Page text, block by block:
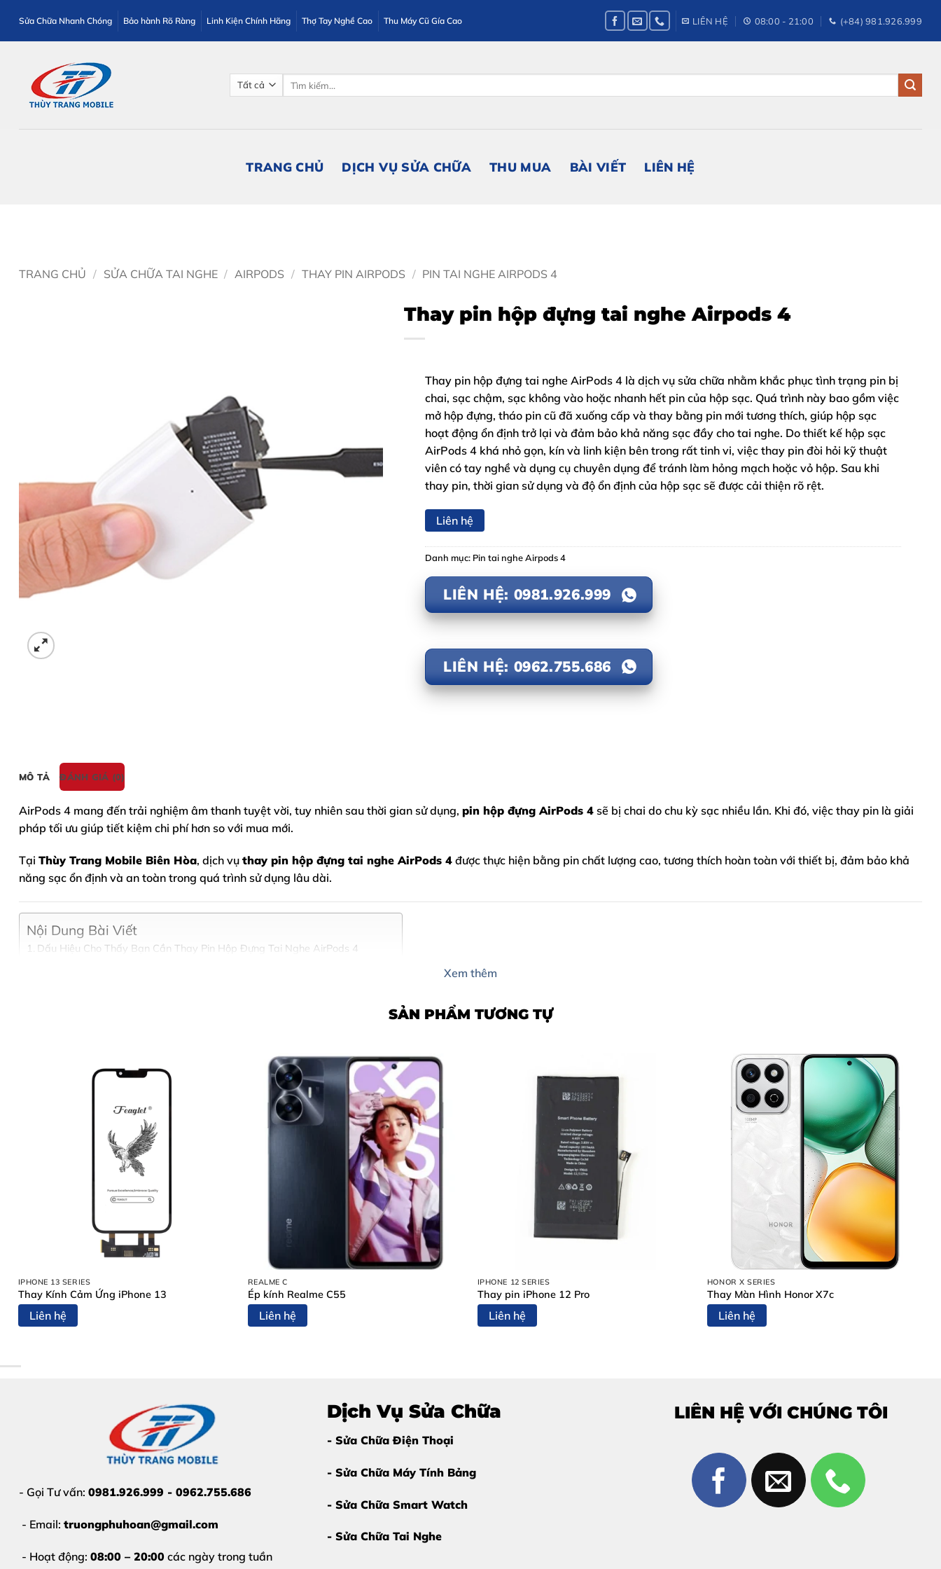
qua
nội
Sửa Chữa Nhanh Chóng Bảo hành Rõ Ràng Linh Kiện Chính Hãng Thợ Tay Nghề Cao Thu Máy Cũ Gía Cao LIÊN HỆ 08:00 - 21:00 (+84) 981.926.999
TRANG CHỦ DỊCH VỤ SỬA CHỮA THU MUA BÀI VIẾT LIÊN HỆ
TRANG CHỦ / SỬA CHỮA TAI NGHE / AIRPODS / THAY PIN AIRPODS / PIN TAI NGHE AIRPODS 4
Thay pin hộp đựng tai nghe Airpods 4
Thay pin hộp đựng tai nghe AirPods 4 là dịch vụ sửa chữa nhằm khắc phục tình trạng pin bị
chai, sạc chậm, sạc không vào hoặc nhanh hết pin của hộp sạc. Quá trình này bao gồm việc
mở hộp đựng, tháo pin cũ đã xuống cấp và thay bằng pin mới tương thích, giúp hộp sạc
hoạt động ổn định trở lại và đảm bảo khả năng sạc đầy cho tai nghe. Do thiết kế hộp sạc
AirPods 4 khá nhỏ gọn, kín và linh kiện bên trong rất tinh vi, việc thay pin đòi hỏi kỹ thuật
viên có tay nghề và dụng cụ chuyên dụng để tránh làm hỏng mạch hoặc vỏ hộp. Sau khi
thay pin, thời gian sử dụng và độ ổn định của hộp sạc sẽ được cải thiện rõ rệt.
Liên hệ
Danh mục: Pin tai nghe Airpods 4
LIÊN HỆ: 0981.926.999
LIÊN HỆ: 0962.755.686
MÔ TẢ ĐÁNH GIÁ (0)
AirPods 4 mang đến trải nghiệm âm thanh tuyệt vời, tuy nhiên sau thời gian sử dụng, pin hộp đựng AirPods 4 sẽ bị chai do chu kỳ sạc nhiều lần. Khi đó, việc thay pin là giải
pháp tối ưu giúp tiết kiệm chi phí hơn so với mua mới.
Tại Thùy Trang Mobile Biên Hòa, dịch vụ thay pin hộp đựng tai nghe AirPods 4 được thực hiện bằng pin chất lượng cao, tương thích hoàn toàn với thiết bị, đảm bảo khả
năng sạc ổn định và an toàn trong quá trình sử dụng lâu dài.
Nội Dung Bài Viết
Dấu Hiệu Cho Thấy Bạn Cần Thay Pin Hộp Đựng Tai Nghe AirPods 4
Bước 5: Bàn Giao Thiết Bị Và Thanh Toán
Cam Kết Khi Thay Pin Hộp Đựng Tai Nghe AirPods 4 Tại Thùy Trang Mobile
Một Số Dịch Vụ Sửa Chữa Khác Tại Thùy Trang Mobile
Liên Hệ Thay Pin Hộp Đựng Tai Nghe AirPods 4 Ngay Hôm Nay
Dấu Hiệu Cho Thấy Bạn Cần Thay Pin Hộp Đựng Tai Nghe AirPods 4
Nếu AirPods 4 của bạn xuất hiện những biểu hiện sau, rất có thể pin hộp sạc đã xuống cấp:
Hộp sạc nhanh hết pin
, mới sạc đầy nhưng dùng rất nhanh cạn
Không sạc được tai nghe
, phải cắm nhiều lần
Đèn báo pin hoạt động bất thường
Hộp sạc nóng lên khi sạc
Vì Sao Nên Thay Pin Hộp Đựng Tai Nghe AirPods 4 Tại Thùy Trang Mobile?
Không phải nơi nào cũng đủ tay nghề để xử lý hộp sạc AirPods – một linh kiện nhỏ, phức tạp và dễ hỏng. được nhiều khách hàng lựa chọn bởi:
Kỹ thuật viên nhiều năm kinh nghiệm
Thời gian sửa nhanh, không giữ máy lâu
Giá hợp lý – không phát sinh chi phí ẩn
Xem thêm
SẢN PHẨM TƯƠNG TỰ
IPHONE 13 SERIES
Thay Kính Cảm Ứng iPhone 13
Liên hệ
REALME C
Ép kính Realme C55
Liên hệ
IPHONE 12 SERIES
Thay pin iPhone 12 Pro
Liên hệ
HONOR X SERIES
Thay Màn Hình Honor X7c
Liên hệ
- Gọi Tư vấn: 0981.926.999 - 0962.755.686
- Email: truongphuhoan@gmail.com
- Hoạt động: 08:00 – 20:00 các ngày trong tuần
Dịch Vụ Sửa Chữa
- Sửa Chữa Điện Thoại
- Sửa Chữa Máy Tính Bảng
- Sửa Chữa Smart Watch
- Sửa Chữa Tai Nghe
LIÊN HỆ VỚI CHÚNG TÔI